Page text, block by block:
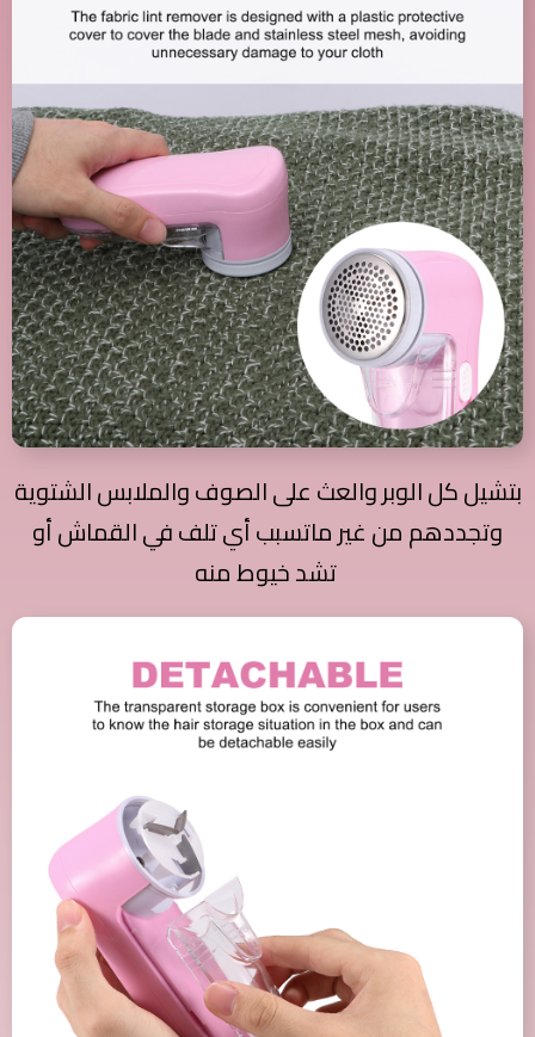
بتشيل كل الوبر والعث على الصوف والملابس الشتوية
وتجددهم من غير ماتسبب أي تلف في القماش أو
تشد خيوط منه